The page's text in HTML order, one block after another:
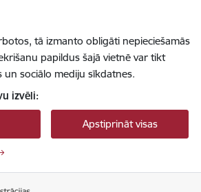
tā izmanto obligāti nepieciešamās
papildus šajā vietnē var tikt
un sociālo mediju sīkdatnes.
izvēli:
Apstiprināt visas